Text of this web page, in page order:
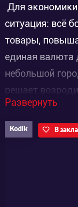
Для
ситуация: всё
товары,
единая валюта
небольшой
решает
туристическую
Суть
лица нанимают
Развернуть
Kodik В